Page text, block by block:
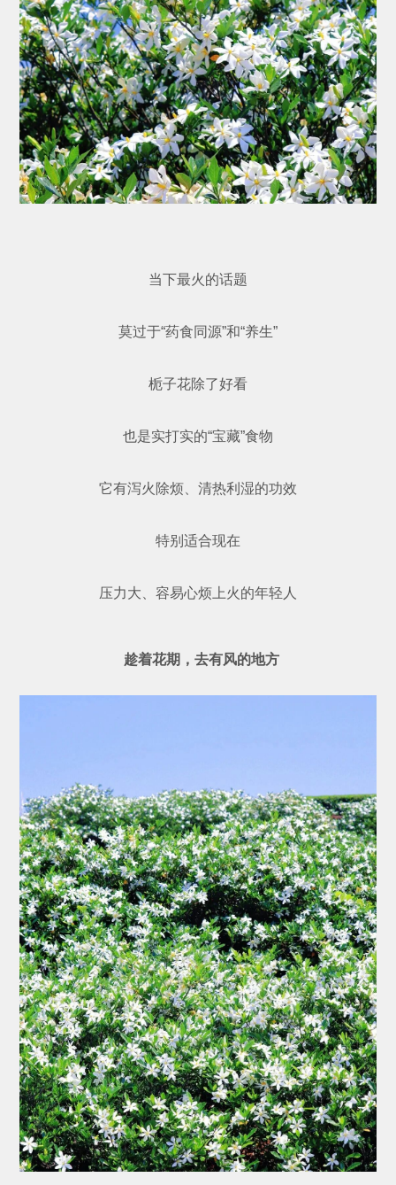
当下最火的话题
莫过于“药食同源”和“养生”
栀子花除了好看
也是实打实的“宝藏”食物
它有泻火除烦、清热利湿的功效
特别适合现在
压力大、容易心烦上火的年轻人
趁着花期，去有风的地方